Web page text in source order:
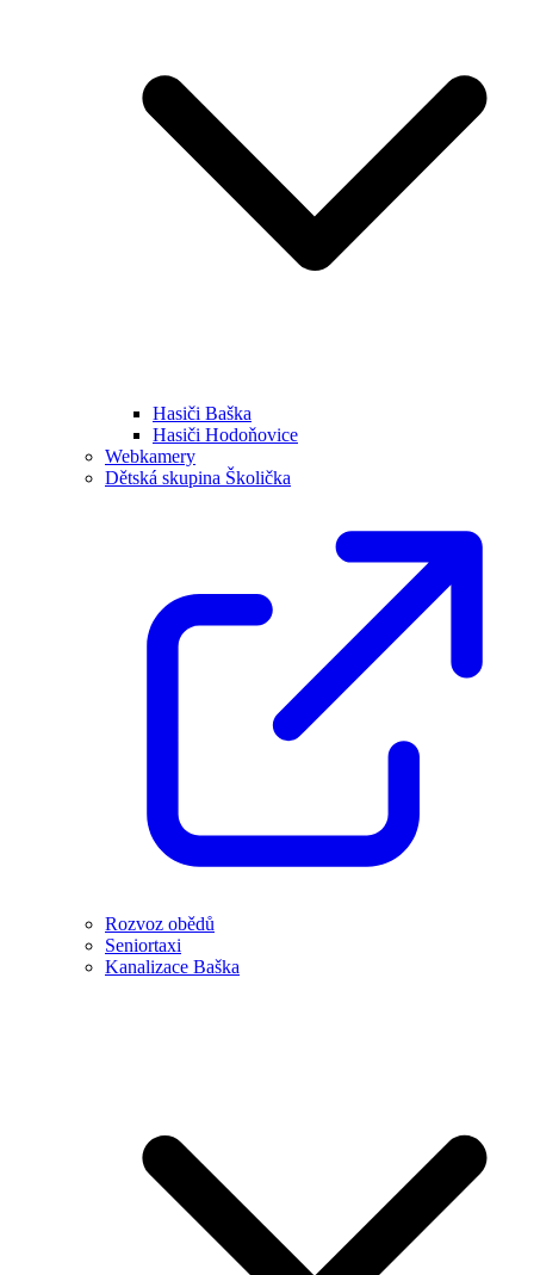
Hasiči Baška
Hasiči Hodoňovice
Webkamery
Dětská skupina Školička
Rozvoz obědů
Seniortaxi
Kanalizace Baška